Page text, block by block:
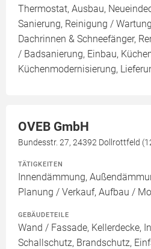
Thermostat, Ausbau,
Sanierung, Reinigung /
Dachrinnen & Schneefänger,
/ Badsanierung, Einbau,
Küchenmodernisierung,
OVEB GmbH
Bundesstr. 27, 24392 Dollrottfeld
TÄTIGKEITEN
Innendämmung,
Planung / Verkauf, Aufbau /
GEBÄUDETEILE
Wand / Fassade, Kellerdecke,
Schallschutz, Brandschutz,